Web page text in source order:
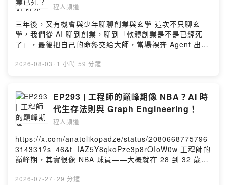
程人頻道
三年後，又有機會與少年聊聊創業與玄學 這次不只聊玄
學，我們從 AI 聊到創業，聊到「軟體創業是不是已經死
了」，最後把自己的命盤交給大師，當場裸奔 Agent 出現
性需求 這集我們聊： ・AI 怎麼讓東方玄學走向全球化 ・
來量變 ・為什麼台灣是「算命的矽谷」 ・少年怎麼解我的
命盤：2028，該出國，還是創業？ ✨2026/9/28前輸入專
屬折扣碼再折$350！ ✨折扣碼：ted350 👉立即兌換折扣
碼：https://ttx.tw/nCy7i TED X:
https://x.com/TedChen35 IG:
https://www.instagram.com/tedchen_35 Thread:
https://www.threads.com/@tedchen_35 官方網站：
https://techporn.io 頻道 LINE 群：
https://reurl.cc/q0k2dq 聯絡資訊：
2026-08-03 · 1 小時 59 分鐘
EP293 | 工程師的巔峰期像 NBA？AI 時
代生存法則與 Graph Engineering！
程人頻道
https://x.com/anatolikopadze/status/2080668775796
314331?s=46&t=IAZ5Y8qkoPze3p8rOIoW0w 工程師的
巔峰期，其實很像 NBA 球員——大概就在 28 到 32 歲。
一集我想聊聊：AI 時代工程師的生存法則，還有最近工程
2026-07-27 · 29 分鐘